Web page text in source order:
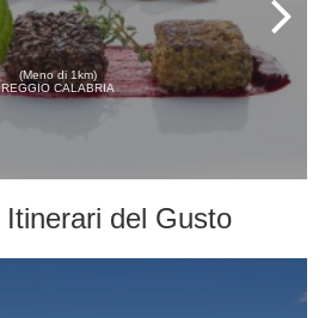
(Meno di 1km)
REGGIO CALABRIA
Itinerari del Gusto